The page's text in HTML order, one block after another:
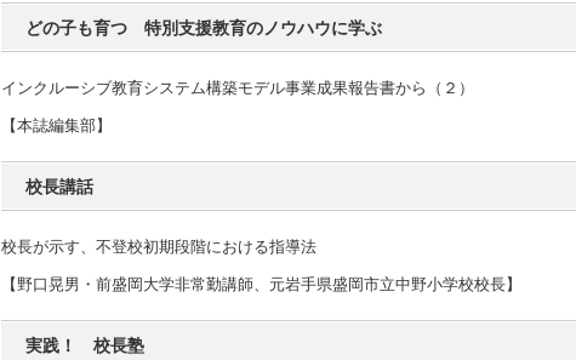
どの子も育つ 特別支援教育のノウハウに学ぶ
インクルーシブ教育システム構築モデル事業成果報告書から（２）
【本誌編集部】
校長講話
校長が示す、不登校初期段階における指導法
【野口晃男・前盛岡大学非常勤講師、元岩手県盛岡市立中野小学校校長】
実践！ 校長塾